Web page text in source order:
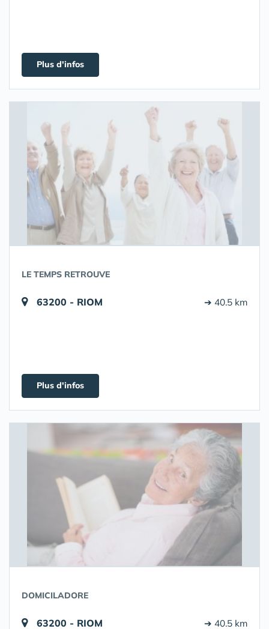
Plus d'infos
LE TEMPS RETROUVE
63200 - RIOM ➔ 40.5 km
Plus d'infos
DOMICILADORE
63200 - RIOM ➔ 40.5 km